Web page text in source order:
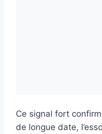
Ce signal fort
de longue date,